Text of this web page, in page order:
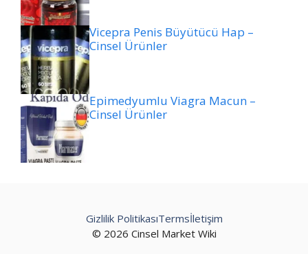
Vicepra Penis Büyütücü Hap –
Cinsel Ürünler
Epimedyumlu Viagra Macun –
Cinsel Ürünler
© 2026 Cinsel Market Wiki
Gizlilik PolitikasıTermsİletişim